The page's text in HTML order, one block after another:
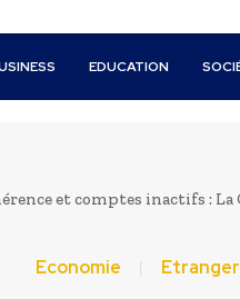
EDUCATION
et comptes inactifs : La
Economie Etranger